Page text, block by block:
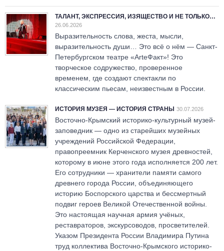
ТАЛАНТ, ЭКСПРЕССИЯ, ИЗЯЩЕСТВО И НЕ ТОЛЬКО…
26.06.2026
Выразительность слова, жеста, мысли,
выразительность души… Это всё о нём — Санкт-
Петербургском театре «ArteФакт»! Это
творческое содружество, проверенное
временем, где создают спектакли по
классическим пьесам, неизвестным в России.
ИСТОРИЯ МУЗЕЯ — ИСТОРИЯ СТРАНЫ 30.07.2026
Восточно-Крымский историко-культурный музей-
заповедник — одно из старейших музейных
учреждений Российской Федерации,
правопреемник Керченского музея древностей,
которому в июне этого года исполняется 200 лет.
Его сотрудники — хранители памяти самого
древнего города России, объединяющего
историю Боспорского царства и бессмертный
подвиг героев Великой Отечественной войны.
Это настоящая научная армия учёных,
реставраторов, экскурсоводов, просветителей.
Указом Президента России Владимира Путина
труд коллектива Восточно-Крымского историко-